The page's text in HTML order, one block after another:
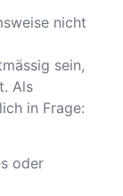
nicht
sein,
Als
in Frage:
oder